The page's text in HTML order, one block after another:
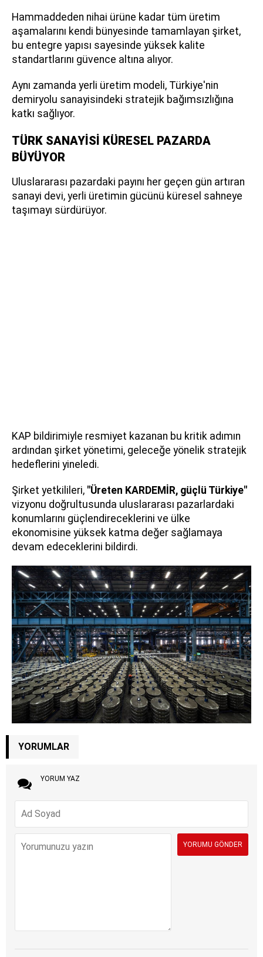
Hammaddeden nihai ürüne kadar tüm üretim
aşamalarını kendi bünyesinde tamamlayan şirket,
bu entegre yapısı sayesinde yüksek kalite
standartlarını güvence altına alıyor.
Aynı zamanda yerli üretim modeli, Türkiye'nin
demiryolu sanayisindeki stratejik bağımsızlığına
katkı sağlıyor.
TÜRK SANAYİSİ KÜRESEL PAZARDA
BÜYÜYOR
Uluslararası pazardaki payını her geçen gün artıran
sanayi devi, yerli üretimin gücünü küresel sahneye
taşımayı sürdürüyor.
KAP bildirimiyle resmiyet kazanan bu kritik adımın
ardından şirket yönetimi, geleceğe yönelik stratejik
hedeflerini yineledi.
Şirket yetkilileri, "Üreten KARDEMİR, güçlü Türkiye"
vizyonu doğrultusunda uluslararası pazarlardaki
konumlarını güçlendireceklerini ve ülke
ekonomisine yüksek katma değer sağlamaya
devam edeceklerini bildirdi.
YORUMLAR
YORUM YAZ